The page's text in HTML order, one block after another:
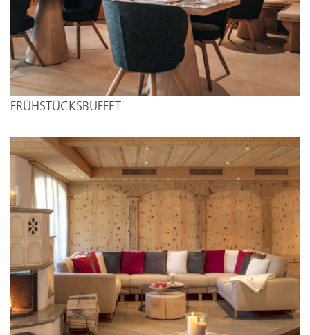
FRÜHSTÜCKSBUFFET